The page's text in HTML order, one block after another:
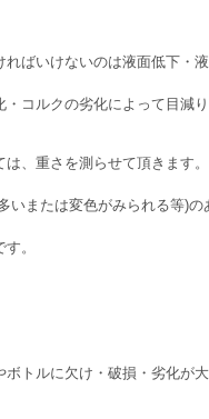
ばいけないのは液面低下・
コルクの劣化によって目減
、重さを測らせて頂きます。
いまたは変色がみられる等)
。
トルに欠け・破損・劣化が